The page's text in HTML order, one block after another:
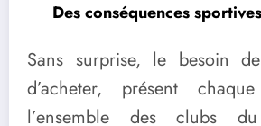
Des conséquences
Sans surprise, le besoin
d’acheter, présent
l’ensemble des clubs